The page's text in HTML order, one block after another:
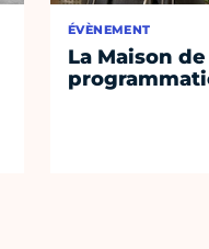
ÉVÈNEMENT
La Maison